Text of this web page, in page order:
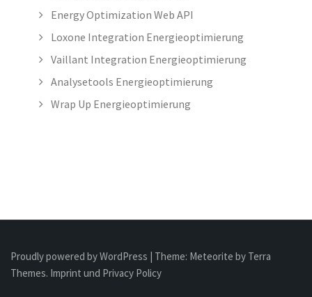
Energy Optimization Web API
Loxone Integration Energieoptimierung
Vaillant Integration Energieoptimierung
Analysetools Energieoptimierung
Wrap Up Energieoptimierung
Proudly powered by WordPress | Theme: Meteorite by Terra
Themes. Imprint und Privacy Policy